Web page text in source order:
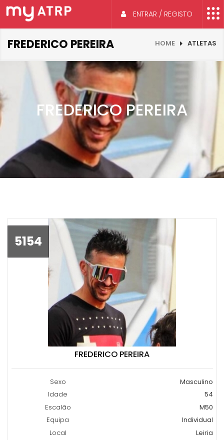
ENTRAR / REGISTO
FREDERICO PEREIRA HOME ATLETAS
FREDERICO PEREIRA
5154
FREDERICO PEREIRA
Sexo
Masculino
Idade
54
Escalão
M50
Equipa
Individual
Local
Leiria